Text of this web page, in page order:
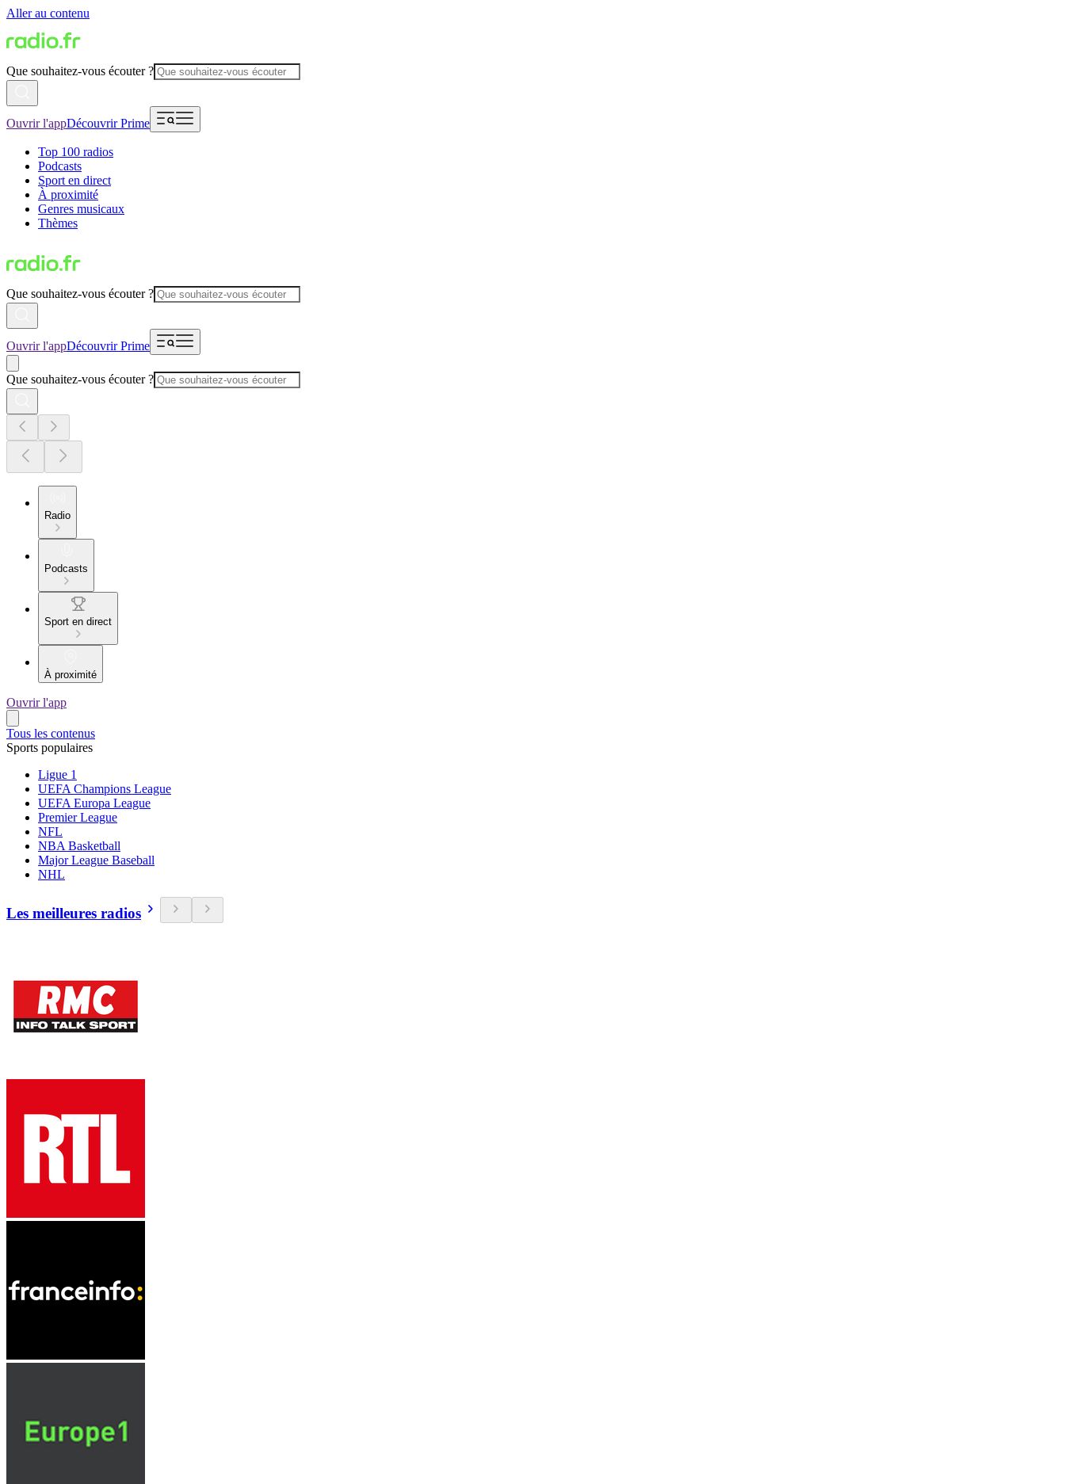
Aller au contenu
Que souhaitez-vous écouter ?
Ouvrir l'appDécouvrir Prime
Top 100 radios
Podcasts
Sport en direct
À proximité
Genres musicaux
Thèmes
Que souhaitez-vous écouter ?
Ouvrir l'appDécouvrir Prime
Que souhaitez-vous écouter ?
Radio
Podcasts
Sport en direct
À proximité
Ouvrir l'app
Tous les contenus
Sports populaires
Ligue 1
UEFA Champions League
UEFA Europa League
Premier League
NFL
NBA Basketball
Major League Baseball
NHL
Les meilleures radios